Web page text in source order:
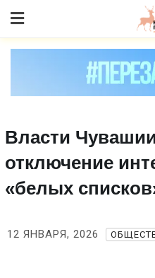
to content
Власти
отключение
«белых
12 ЯНВАРЯ, 2026